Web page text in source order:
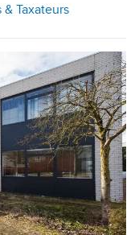
Taxateurs